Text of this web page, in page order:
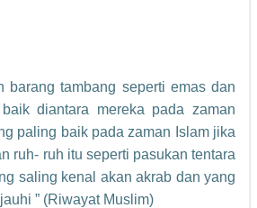
barang tambang seperti emas dan
diantara mereka pada zaman
paling baik pada zaman Islam jika
ruh- ruh itu seperti pasukan tentara
saling kenal akan akrab dan yang
” (Riwayat Muslim)